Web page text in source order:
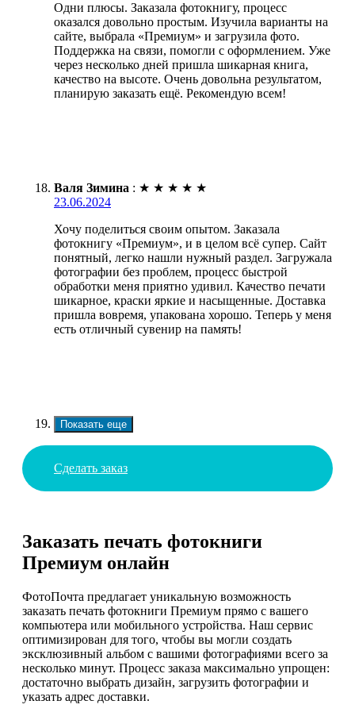
Одни плюсы. Заказала фотокнигу, процесс
оказался довольно простым. Изучила варианты на
сайте, выбрала «Премиум» и загрузила фото.
Поддержка на связи, помогли с оформлением. Уже
через несколько дней пришла шикарная книга,
качество на высоте. Очень довольна результатом,
планирую заказать ещё. Рекомендую всем!
Валя Зимина : ★ ★ ★ ★ ★
23.06.2024
Хочу поделиться своим опытом. Заказала
фотокнигу «Премиум», и в целом всё супер. Сайт
понятный, легко нашли нужный раздел. Загружала
фотографии без проблем, процесс быстрой
обработки меня приятно удивил. Качество печати
шикарное, краски яркие и насыщенные. Доставка
пришла вовремя, упакована хорошо. Теперь у меня
есть отличный сувенир на память!
Показать еще
Сделать заказ
Заказать печать фотокниги
Премиум онлайн
ФотоПочта предлагает уникальную возможность
заказать печать фотокниги Премиум прямо с вашего
компьютера или мобильного устройства. Наш сервис
оптимизирован для того, чтобы вы могли создать
эксклюзивный альбом с вашими фотографиями всего за
несколько минут. Процесс заказа максимально упрощен:
достаточно выбрать дизайн, загрузить фотографии и
указать адрес доставки.